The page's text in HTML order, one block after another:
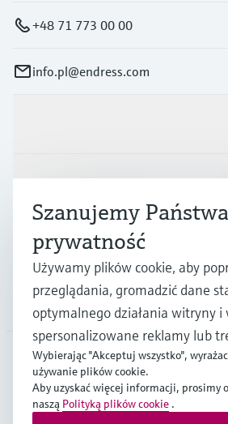
+48 71 773 00 00
info.pl@endress.com
Przemysł
Wsparcie
O firmie
POL • Polski
Szanujemy Państwa
prywatność
Używamy plików cookie, aby
przeglądania, gromadzić dane
optymalnego działania witryny i
spersonalizowane reklamy lub
Wybierając "Akceptuj wszystko",
używanie plików cookie.
Aby uzyskać więcej informacji, prosimy
naszą Polityką plików cookie .